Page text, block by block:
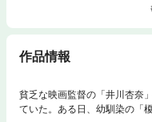
作品情報
貧乏な映画監督の「井川杏奈
ていた。ある日、幼馴染の「